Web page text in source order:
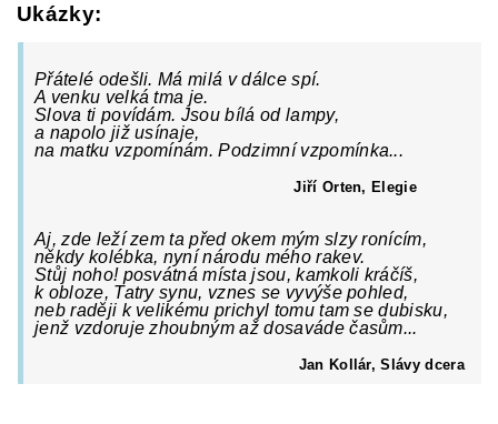
Ukázky:
Přátelé odešli. Má milá v dálce spí.
A venku velká tma je.
Slova ti povídám. Jsou bílá od lampy,
a napolo již usínaje,
na matku vzpomínám. Podzimní vzpomínka...
Jiří Orten, Elegie
Aj, zde leží zem ta před okem mým slzy ronícím,
někdy kolébka, nyní národu mého rakev.
Stůj noho! posvátná místa jsou, kamkoli kráčíš,
k obloze, Tatry synu, vznes se vyvýše pohled,
neb raději k velikému prichyl tomu tam se dubisku,
jenž vzdoruje zhoubným až dosaváde časům...
Jan Kollár, Slávy dcera